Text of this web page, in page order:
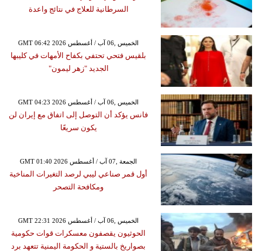
السرطانية للعلاج في نتائج واعدة
GMT 06:42 2026 الخميس ,06 آب / أغسطس
بلقيس فتحي تحتفي بكفاح الأمهات في كليبها
الجديد "زهر ليمون"
GMT 04:23 2026 الخميس ,06 آب / أغسطس
فانس يؤكد أن التوصل إلى اتفاق مع إيران لن
يكون سريعًا
GMT 01:40 2026 الجمعة ,07 آب / أغسطس
أول قمر صناعي ليبي لرصد التغيرات المناخية
ومكافحة التصحر
GMT 22:31 2026 الخميس ,06 آب / أغسطس
الحوثيون يقصفون معسكرات قوات حكومية
بصواريخ بالستية و الحكومة اليمنية تتعهد برد